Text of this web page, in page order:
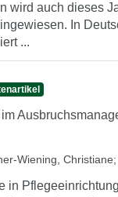
wird auch dieses
In
...
Wiening, Christiane;
in